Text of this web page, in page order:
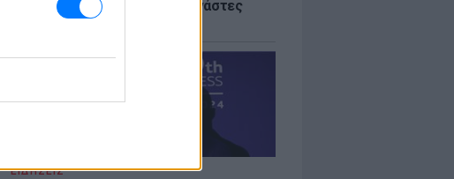
γεμάτοι αγωνία» - 5.000 μετανάστες
παραμένουν στην περιοχή
ΕΙΔΗΣΕΙΣ